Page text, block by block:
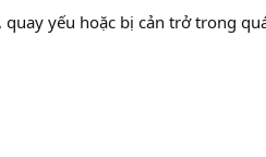
yếu hoặc bị cản trở trong